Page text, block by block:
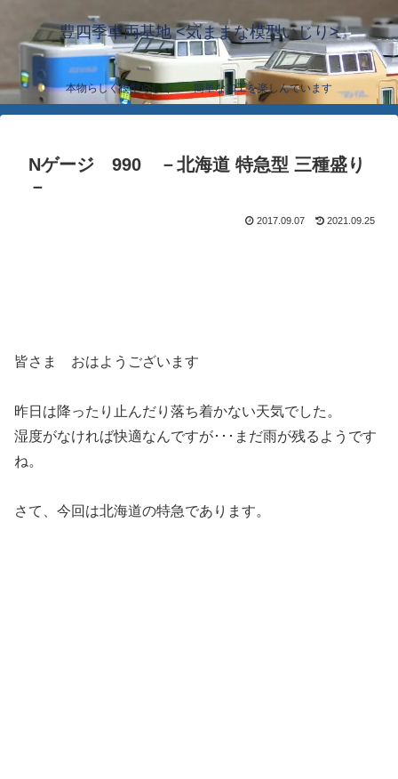
豊四季車両基地 <気ままな模型いじり>
本物らしく模型らしく… 簡単な加工を楽しんでいます
Nゲージ 990 －北海道 特急型 三種盛り
－
2017.09.07 2021.09.25
皆さま おはようございます
昨日は降ったり止んだり落ち着かない天気でした。
湿度がなければ快適なんですが･･･まだ雨が残るようです
ね。
さて、今回は北海道の特急であります。